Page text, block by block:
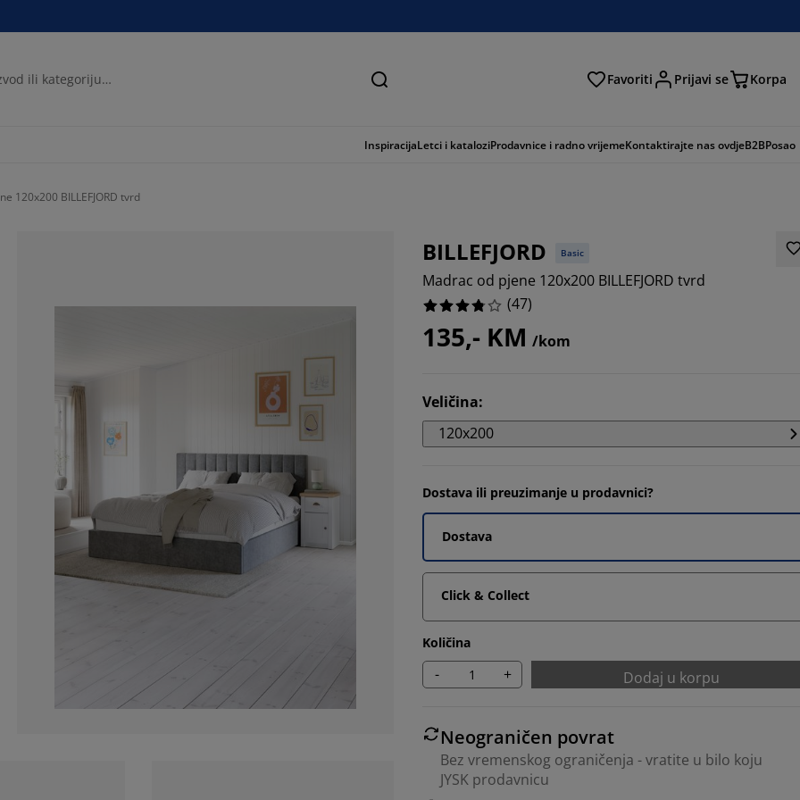
Traži Favoriti Prijavi se Korpa
InspiracijaLetci i kataloziProdavnice i radno vrijemeKontaktirajte nas ovdjeB2BPosao
120x200 BILLEFJORD tvrd
BILLEFJORD Basic
Madrac od pjene 120x200 BILLEFJORD tvrd
(47)
135,- KM /kom
Veličina:
120x200
Dostava ili preuzimanje u prodavnici?
Dostava
Click & Collect
Količina
- + Dodaj u korpu
Neograničen povrat
Bez vremenskog ograničenja - vratite u bilo koju
JYSK prodavnicu
44.680851063829785%
14.893617021276595%
6.382978723404255%
12.76595744680851%